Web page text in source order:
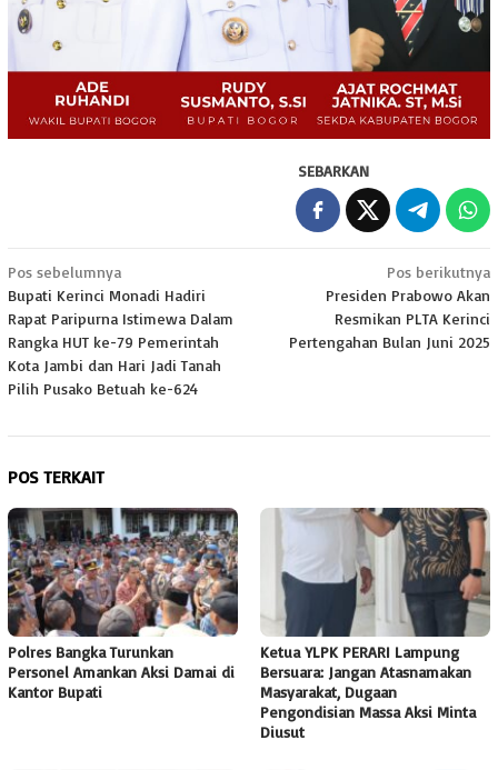
SEBARKAN
Navigasi
pos
Pos sebelumnya
Bupati Kerinci Monadi Hadiri
Rapat Paripurna Istimewa Dalam
Rangka HUT ke-79 Pemerintah
Kota Jambi dan Hari Jadi Tanah
Pilih Pusako Betuah ke-624
Pos berikutnya
Presiden Prabowo Akan
Resmikan PLTA Kerinci
Pertengahan Bulan Juni 2025
POS TERKAIT
Polres Bangka Turunkan
Personel Amankan Aksi Damai di
Kantor Bupati
Ketua YLPK PERARI Lampung
Bersuara: Jangan Atasnamakan
Masyarakat, Dugaan
Pengondisian Massa Aksi Minta
Diusut